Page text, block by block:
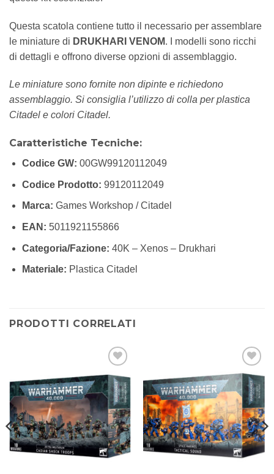
Questa scatola contiene tutto il necessario per assemblare
le miniature di DRUKHARI VENOM. I modelli sono ricchi
di dettagli e offrono diverse opzioni di assemblaggio.
Le miniature sono fornite non dipinte e richiedono
assemblaggio. Si consiglia l’utilizzo di colla per plastica
Citadel e colori Citadel.
Caratteristiche Tecniche:
Codice GW: 00GW99120112049
Codice Prodotto: 99120112049
Marca: Games Workshop / Citadel
EAN: 5011921155866
Categoria/Fazione: 40K – Xenos – Drukhari
Materiale: Plastica Citadel
PRODOTTI CORRELATI
Aggiungi
alla lista
dei
desideri
Aggiungi
alla lista
dei
desideri